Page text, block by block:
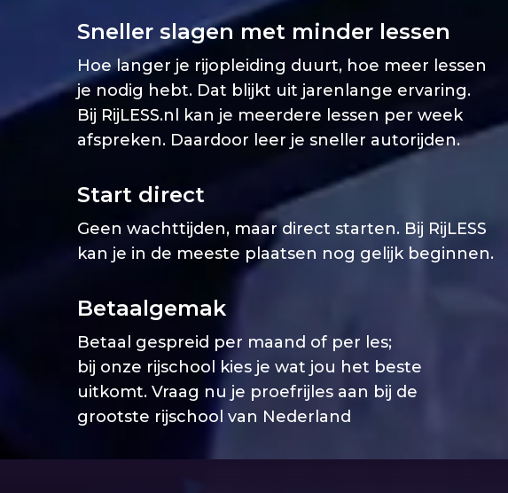
Sneller slagen met minder lessen
Hoe langer je rijopleiding duurt, hoe meer lessen
je nodig hebt. Dat blijkt uit jarenlange ervaring.
Bij RijLESS.nl kan je meerdere lessen per week
afspreken. Daardoor leer je sneller autorijden.
Start direct
Geen wachttijden, maar direct starten. Bij RijLESS
kan je in de meeste plaatsen nog gelijk beginnen.
Betaalgemak
Betaal gespreid per maand of per les;
bij onze rijschool kies je wat jou het beste
uitkomt. Vraag nu je proefrijles aan bij de
grootste rijschool van Nederland